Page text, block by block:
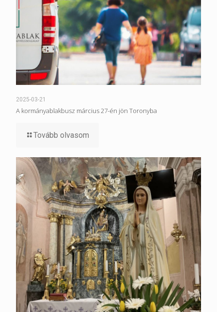
2025-03-21
A kormányablakbusz március 27-én jön Toronyba
Tovább olvasom